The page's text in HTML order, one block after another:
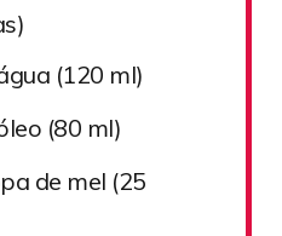
(120 ml)
(80 ml)
de mel (25